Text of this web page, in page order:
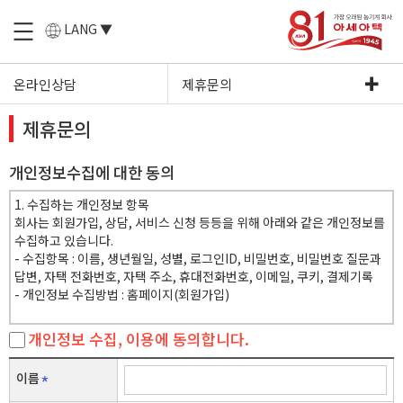
LANG ▼
온라인상담 제휴문의
제휴문의
개인정보수집에 대한 동의
1. 수집하는 개인정보 항목
회사는 회원가입, 상담, 서비스 신청 등등을 위해 아래와 같은 개인정보를
수집하고 있습니다.
- 수집항목 : 이름, 생년월일, 성별, 로그인ID, 비밀번호, 비밀번호 질문과
답변, 자택 전화번호, 자택 주소, 휴대전화번호, 이메일, 쿠키, 결제기록
- 개인정보 수집방법 : 홈페이지(회원가입)
2. 개인정보의 수집 및 이용목적
회사는 수집한 개인정보를 다음의 목적을 위해 활용합니다.
- 서비스 제공에 관한 계약 이행 및 서비스 제공에 따른 요금정산 : 콘텐츠
제공, 구매 및 요금 결제, 물품배송 또는 청구지 등 발송, 금융거래 본인 인
개인정보 수집, 이용에 동의합니다.
이름